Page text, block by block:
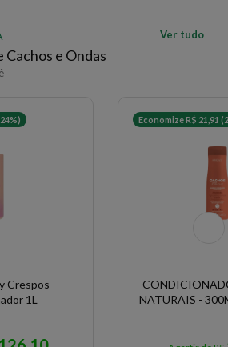
e Ondas
Ver tudo
Crespos
1L
Economize R$ 21,91
NATURAIS -